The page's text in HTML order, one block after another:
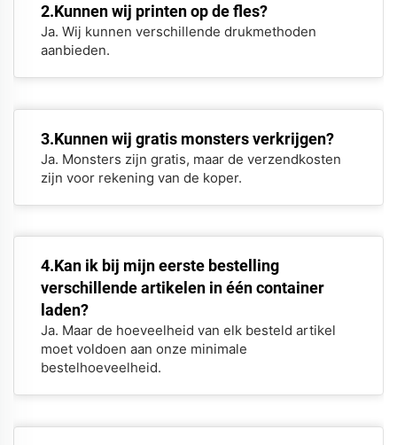
2.Kunnen wij printen op de fles?
Ja. Wij kunnen verschillende drukmethoden
aanbieden.
3.Kunnen wij gratis monsters verkrijgen?
Ja. Monsters zijn gratis, maar de verzendkosten
zijn voor rekening van de koper.
4.Kan ik bij mijn eerste bestelling
verschillende artikelen in één container
laden?
Ja. Maar de hoeveelheid van elk besteld artikel
moet voldoen aan onze minimale
bestelhoeveelheid.